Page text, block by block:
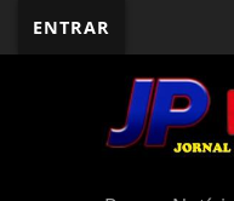
ENTRAR